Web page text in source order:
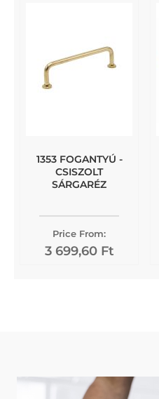
1353 FOGANTYÚ -
CSISZOLT
SÁRGARÉZ
Price From:
3 699,60 Ft